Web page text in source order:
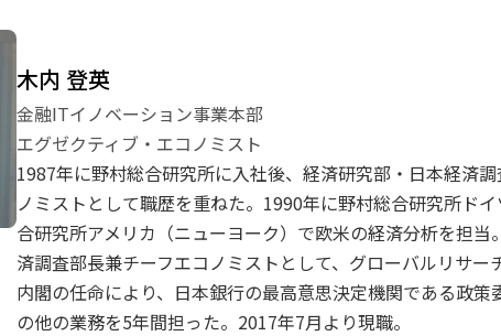
木内 登英
金融ITイノベーション事業本部
エグゼクティブ・エコノミスト
1987年に野村総合研究所に入社後、経済研究部・日本経済
ノミストとして職歴を重ねた。1990年に野村総合研究所ド
合研究所アメリカ（ニューヨーク）で欧米の経済分析を担
済調査部長兼チーフエコノミストとして、グローバルリサ
内閣の任命により、日本銀行の最高意思決定機関である政
の他の業務を5年間担った。2017年7月より現職。